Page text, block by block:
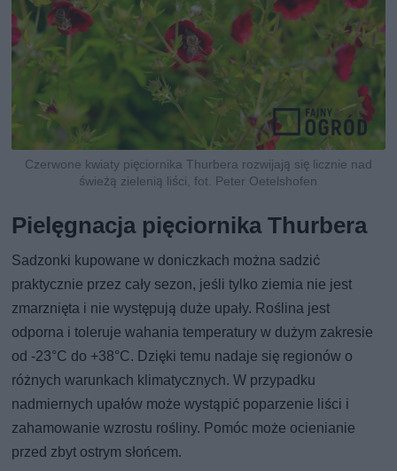
Czerwone kwiaty pięciornika Thurbera rozwijają się licznie nad
świeżą zielenią liści, fot. Peter Oetelshofen
Pielęgnacja pięciornika Thurbera
Sadzonki kupowane w doniczkach można sadzić
praktycznie przez cały sezon, jeśli tylko ziemia nie jest
zmarznięta i nie występują duże upały. Roślina jest
odporna i toleruje wahania temperatury w dużym zakresie
od -23°C do +38°C. Dzięki temu nadaje się regionów o
różnych warunkach klimatycznych. W przypadku
nadmiernych upałów może wystąpić poparzenie liści i
zahamowanie wzrostu rośliny. Pomóc może ocienianie
przed zbyt ostrym słońcem.